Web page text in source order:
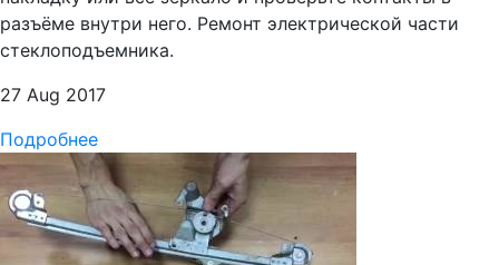
разъёме внутри него. Ремонт электрической части
стеклоподъемника.
27 Aug 2017
Подробнее